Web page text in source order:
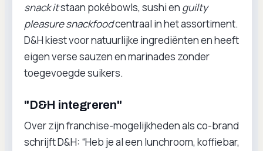
snack itstaan pokébowls, sushi en guilty
pleasure snackfoodcentraal in het assortiment.
D&H kiest voor natuurlijke ingrediënten en heeft
eigen verse sauzen en marinades zonder
toegevoegde suikers.
"D&H integreren"
Over zijn franchise-mogelijkheden als co-brand
schrijft D&H: “Heb je al een lunchroom, koffiebar,